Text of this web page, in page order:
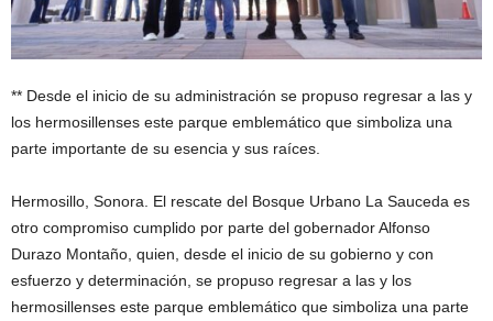
** Desde el inicio de su administración se propuso regresar a las y
los hermosillenses este parque emblemático que simboliza una
parte importante de su esencia y sus raíces.
Hermosillo, Sonora. El rescate del Bosque Urbano La Sauceda es
otro compromiso cumplido por parte del gobernador Alfonso
Durazo Montaño, quien, desde el inicio de su gobierno y con
esfuerzo y determinación, se propuso regresar a las y los
hermosillenses este parque emblemático que simboliza una parte